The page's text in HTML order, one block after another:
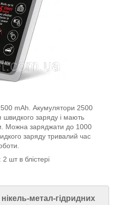
mAh. Акумулятори 2500
швидкого заряду і мають
Можна заряджати до 1000
заряду тривалий час
шт в блістері
метал-гідридних